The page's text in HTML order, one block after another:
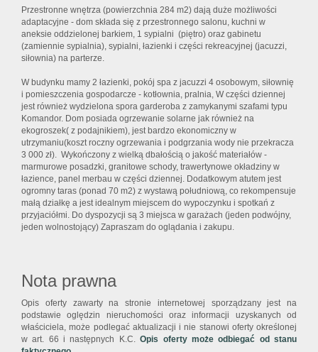
Przestronne wnętrza (powierzchnia 284 m2) dają duże możliwości
adaptacyjne - dom składa się z przestronnego salonu, kuchni w
aneksie oddzielonej barkiem, 1 sypialni (piętro) oraz gabinetu
(zamiennie sypialnia), sypialni, łazienki i części rekreacyjnej (jacuzzi,
siłownia) na parterze.
W budynku mamy 2 łazienki, pokój spa z jacuzzi 4 osobowym, siłownię
i pomieszczenia gospodarcze - kotłownia, pralnia, W części dziennej
jest również wydzielona spora garderoba z zamykanymi szafami typu
Komandor. Dom posiada ogrzewanie solarne jak również na
ekogroszek( z podajnikiem), jest bardzo ekonomiczny w
utrzymaniu(koszt roczny ogrzewania i podgrzania wody nie przekracza
3 000 zł). Wykończony z wielką dbałością o jakość materiałów -
marmurowe posadzki, granitowe schody, trawertynowe okładziny w
łazience, panel merbau w części dziennej. Dodatkowym atutem jest
ogromny taras (ponad 70 m2) z wystawą południową, co rekompensuje
małą działkę a jest idealnym miejscem do wypoczynku i spotkań z
przyjaciółmi. Do dyspozycji są 3 miejsca w garażach (jeden podwójny,
jeden wolnostojący) Zapraszam do oglądania i zakupu.
Nota prawna
Opis oferty zawarty na stronie internetowej sporządzany jest na
podstawie oględzin nieruchomości oraz informacji uzyskanych od
właściciela, może podlegać aktualizacji i nie stanowi oferty określonej
w art. 66 i następnych K.C.Opis oferty może odbiegać od stanu